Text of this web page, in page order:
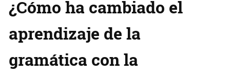
¿Cómo ha cambiado el
aprendizaje de la
gramática con la